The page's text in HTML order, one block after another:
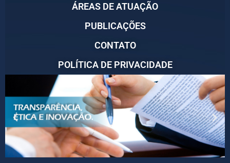
ÁREAS DE ATUAÇÃO
PUBLICAÇÕES
CONTATO
POLÍTICA DE PRIVACIDADE